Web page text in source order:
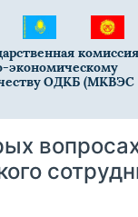
комиссия
экономическому
ОДКБ (МКВЭС